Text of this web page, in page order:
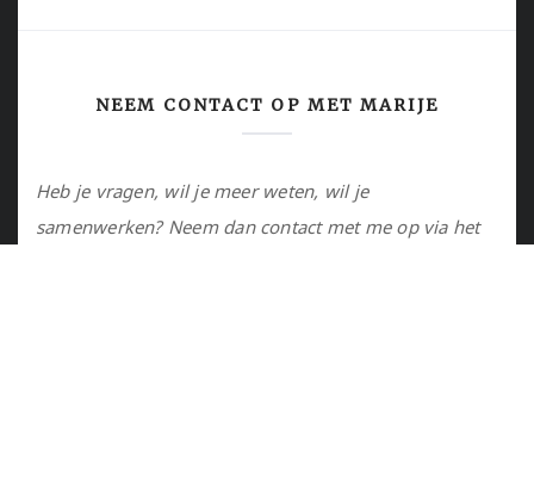
NEEM CONTACT OP MET MARIJE
Heb je vragen, wil je meer weten, wil je
samenwerken? Neem dan contact met me op via het